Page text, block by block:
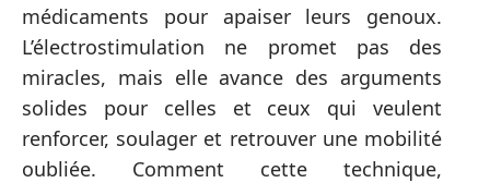
médicaments pour apaiser leurs genoux.
L’électrostimulation ne promet pas des
miracles, mais elle avance des arguments
solides pour celles et ceux qui veulent
renforcer, soulager et retrouver une mobilité
oubliée. Comment cette technique,